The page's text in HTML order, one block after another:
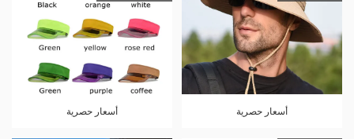
أسعار حصرية أسعار حصرية